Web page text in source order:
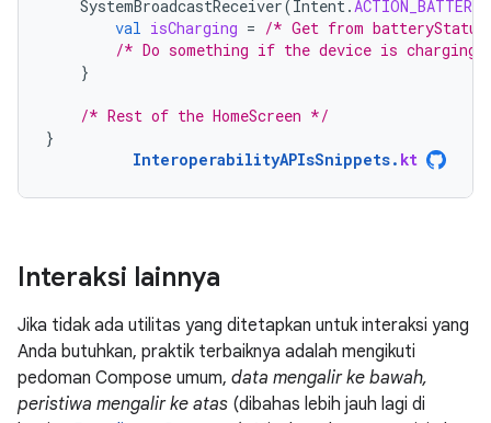
SystemBroadcastReceiver(Intent.
val isCharging = /* Get from
/* Do something if the device is charging
}
/* Rest of the HomeScreen */
}
InteroperabilityAPIsSnippets. kt
Interaksi lainnya
Jika tidak ada utilitas yang ditetapkan untuk interaksi yang
Anda butuhkan, praktik terbaiknya adalah mengikuti
pedoman Compose umum, data mengalir ke bawah,
peristiwa mengalir ke atas (dibahas lebih jauh lagi di